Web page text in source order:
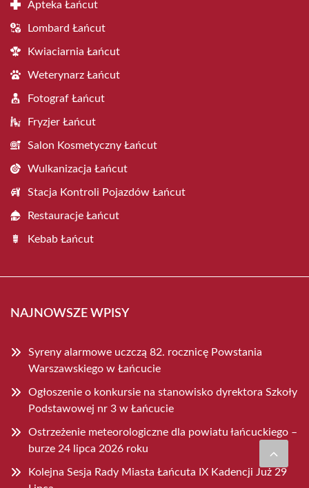
Apteka Łańcut
Lombard Łańcut
Kwiaciarnia Łańcut
Weterynarz Łańcut
Fotograf Łańcut
Fryzjer Łańcut
Salon Kosmetyczny Łańcut
Wulkanizacja Łańcut
Stacja Kontroli Pojazdów Łańcut
Restauracje Łańcut
Kebab Łańcut
NAJNOWSZE WPISY
Syreny alarmowe uczczą 82. rocznicę Powstania
Warszawskiego w Łańcucie
Ogłoszenie o konkursie na stanowisko dyrektora Szkoły
Podstawowej nr 3 w Łańcucie
Ostrzeżenie meteorologiczne dla powiatu łańcuckiego –
burze 24 lipca 2026 roku
Kolejna Sesja Rady Miasta Łańcuta IX Kadencji Już 29